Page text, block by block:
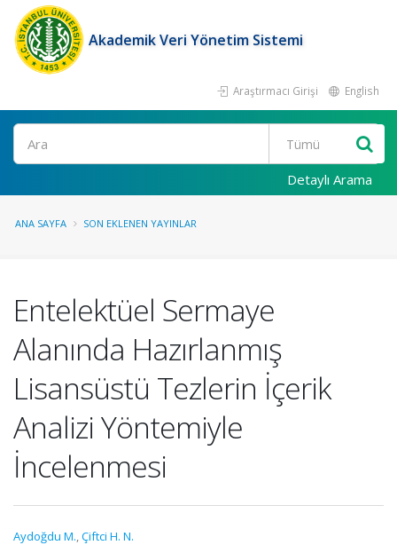
Akademik Veri Yönetim Sistemi
Araştırmacı Girişi English
Ara
Detaylı Arama
ANA SAYFA SON EKLENEN YAYINLAR
Entelektüel Sermaye
Alanında Hazırlanmış
Lisansüstü Tezlerin İçerik
Analizi Yöntemiyle
İncelenmesi
Aydoğdu M.,Çiftci H. N.